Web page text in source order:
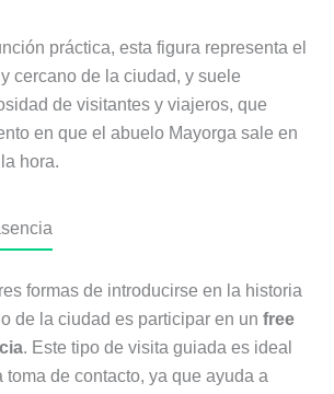
práctica, esta figura representa el
cercano de la ciudad, y suele
de visitantes y viajeros, que
en que el abuelo Mayorga sale en
hora.
formas de introducirse en la historia
de la ciudad es participar en un free
. Este tipo de visita guiada es ideal
toma de contacto, ya que ayuda a